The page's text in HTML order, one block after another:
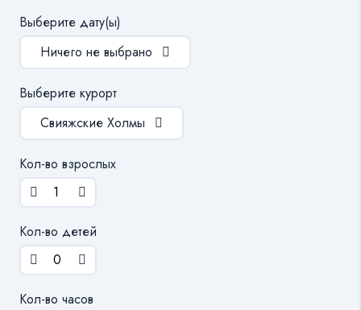
Выберите дату(ы)
Ничего не выбрано
Выберите курорт
Свияжские Холмы
Кол-во взрослых
Кол-во детей
Кол-во часов